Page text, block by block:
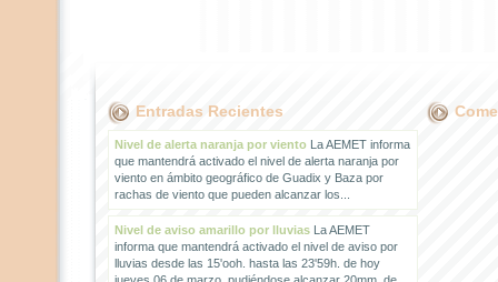
Entradas Recientes
Nivel de alerta naranja por vientoLa AEMET informa
que mantendrá activado el nivel de alerta naranja por
viento en ámbito geográfico de Guadix y Baza por
rachas de viento que pueden alcanzar los...
Nivel de aviso amarillo por lluviasLa AEMET
informa que mantendrá activado el nivel de aviso por
lluvias desde las 15'ooh. hasta las 23'59h. de hoy